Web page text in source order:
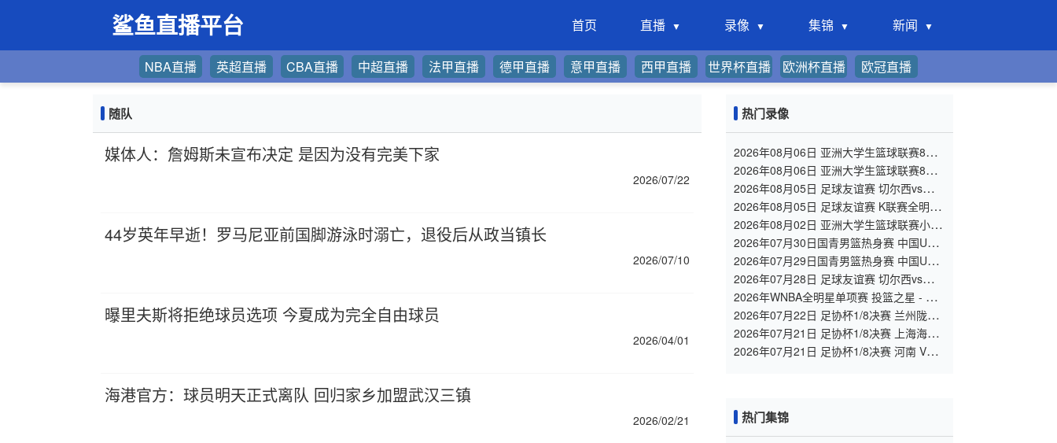
鲨鱼直播平台 首页 直播 录像 集锦 新闻
NBA直播 英超直播 CBA直播 中超直播 法甲直播 德甲直播 意甲直播 西甲直播 世界杯直播 欧洲杯直播 欧冠直播
随队
媒体人：詹姆斯未宣布决定 是因为没有完美下家
2026/07/22
44岁英年早逝！罗马尼亚前国脚游泳时溺亡，退役后从政当镇长
2026/07/10
曝里夫斯将拒绝球员选项 今夏成为完全自由球员
2026/04/01
海港官方：球员明天正式离队 回归家乡加盟武汉三镇
2026/02/21
热门录像
2026年08月06日 亚洲大学生篮球联赛8强
赛 北京大学 VS 上海交通大学 全场录像
2026年08月06日 亚洲大学生篮球联赛8强
赛 延世大学 VS 政治大学 全场录像
2026年08月05日 足球友谊赛 切尔西vs尤文
图斯 全场录像
2026年08月05日 足球友谊赛 K联赛全明星
vs曼城 全场录像
2026年08月02日 亚洲大学生篮球联赛小组
赛 北京大学 VS 香港中文大学 全场录像
2026年07月30日国青男篮热身赛 中国U18
男篮 - 大卫·安篮球学院 全场录像
2026年07月29日国青男篮热身赛 中国U18
男篮 - 纽纳华丁闪电队 全场录像
2026年07月28日 足球友谊赛 切尔西vs西悉
尼漫步者 全场录像
2026年WNBA全明星单项赛 投篮之星 - 单
项赛 全场录像
2026年07月22日 足协杯1/8决赛 兰州陇原
竞技 VS 陕西联合 全场录像
2026年07月21日 足协杯1/8决赛 上海海港
VS 深圳新鹏城 全场录像
2026年07月21日 足协杯1/8决赛 河南 VS
热门集锦